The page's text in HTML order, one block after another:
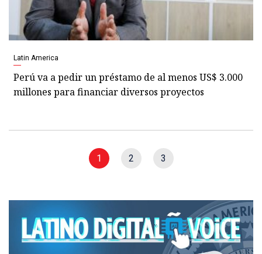
Latin America
Perú va a pedir un préstamo de al menos US$ 3.000
millones para financiar diversos proyectos
1 2 3